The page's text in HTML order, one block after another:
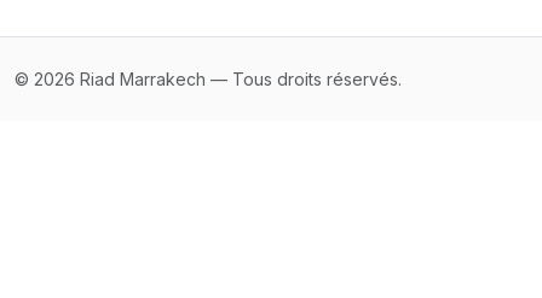
© 2026 Riad Marrakech — Tous droits réservés.